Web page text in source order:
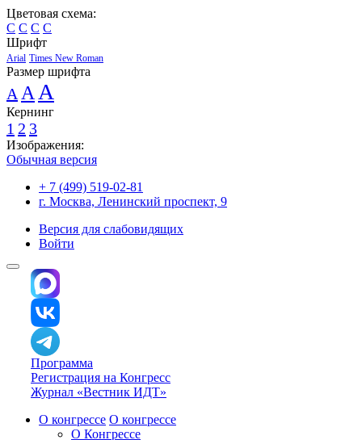
Цветовая схема:
C C C C
Шрифт
Arial Times New Roman
Размер шрифта
A A A
Кернинг
1 2 3
Изображения:
Обычная версия
+ 7 (499) 519-02-81
г. Москва, Ленинский проспект, 9
Версия для слабовидящих
Войти
Программа
Регистрация на Конгресс
Журнал «Вестник ИДТ»
О конгрессе О конгрессе
О Конгрессе